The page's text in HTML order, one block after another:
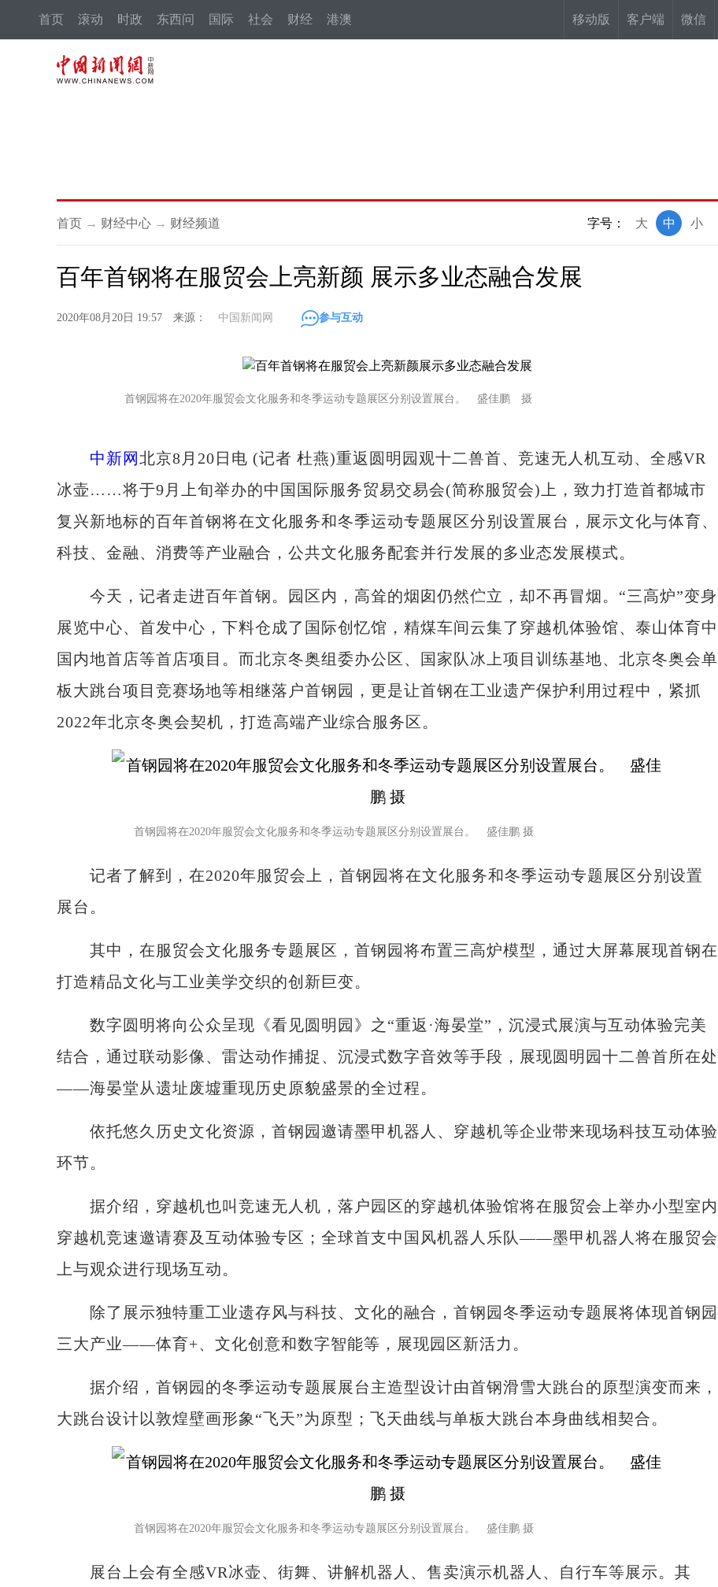
首页 滚动 时政 东西问 国际 社会 财经 港澳 移动版 客户端 微信
首页 → 财经中心 → 财经频道 字号： 小
中
大
百年首钢将在服贸会上亮新颜 展示多业态融合发展
2020年08月20日 19:57 来源： 中国新闻网 参与互动
首钢园将在2020年服贸会文化服务和冬季运动专题展区分别设置展台。 盛佳鹏 摄
中新网北京8月20日电 (记者 杜燕)重返圆明园观十二兽首、竞速无人机互动、全感VR
冰壶……将于9月上旬举办的中国国际服务贸易交易会(简称服贸会)上，致力打造首都城市
复兴新地标的百年首钢将在文化服务和冬季运动专题展区分别设置展台，展示文化与体育、
科技、金融、消费等产业融合，公共文化服务配套并行发展的多业态发展模式。
今天，记者走进百年首钢。园区内，高耸的烟囱仍然伫立，却不再冒烟。“三高炉”变身
展览中心、首发中心，下料仓成了国际创忆馆，精煤车间云集了穿越机体验馆、泰山体育中
国内地首店等首店项目。而北京冬奥组委办公区、国家队冰上项目训练基地、北京冬奥会单
板大跳台项目竞赛场地等相继落户首钢园，更是让首钢在工业遗产保护利用过程中，紧抓
2022年北京冬奥会契机，打造高端产业综合服务区。
首钢园将在2020年服贸会文化服务和冬季运动专题展区分别设置展台。 盛佳鹏 摄
记者了解到，在2020年服贸会上，首钢园将在文化服务和冬季运动专题展区分别设置
展台。
其中，在服贸会文化服务专题展区，首钢园将布置三高炉模型，通过大屏幕展现首钢在
打造精品文化与工业美学交织的创新巨变。
数字圆明将向公众呈现《看见圆明园》之“重返·海晏堂”，沉浸式展演与互动体验完美
结合，通过联动影像、雷达动作捕捉、沉浸式数字音效等手段，展现圆明园十二兽首所在处
——海晏堂从遗址废墟重现历史原貌盛景的全过程。
依托悠久历史文化资源，首钢园邀请墨甲机器人、穿越机等企业带来现场科技互动体验
环节。
据介绍，穿越机也叫竞速无人机，落户园区的穿越机体验馆将在服贸会上举办小型室内
穿越机竞速邀请赛及互动体验专区；全球首支中国风机器人乐队——墨甲机器人将在服贸会
上与观众进行现场互动。
除了展示独特重工业遗存风与科技、文化的融合，首钢园冬季运动专题展将体现首钢园
三大产业——体育+、文化创意和数字智能等，展现园区新活力。
据介绍，首钢园的冬季运动专题展展台主造型设计由首钢滑雪大跳台的原型演变而来，
大跳台设计以敦煌壁画形象“飞天”为原型；飞天曲线与单板大跳台本身曲线相契合。
首钢园将在2020年服贸会文化服务和冬季运动专题展区分别设置展台。 盛佳鹏 摄
展台上会有全感VR冰壶、街舞、讲解机器人、售卖演示机器人、自行车等展示。其